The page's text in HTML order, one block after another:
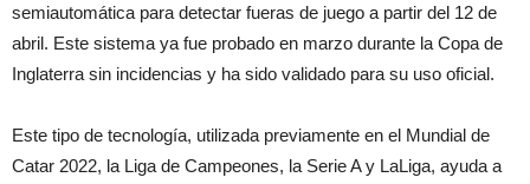
semiautomática para detectar fueras de juego a partir del 12 de
abril. Este sistema ya fue probado en marzo durante la Copa de
Inglaterra sin incidencias y ha sido validado para su uso oficial.
Este tipo de tecnología, utilizada previamente en el Mundial de
Catar 2022, la Liga de Campeones, la Serie A y LaLiga, ayuda a